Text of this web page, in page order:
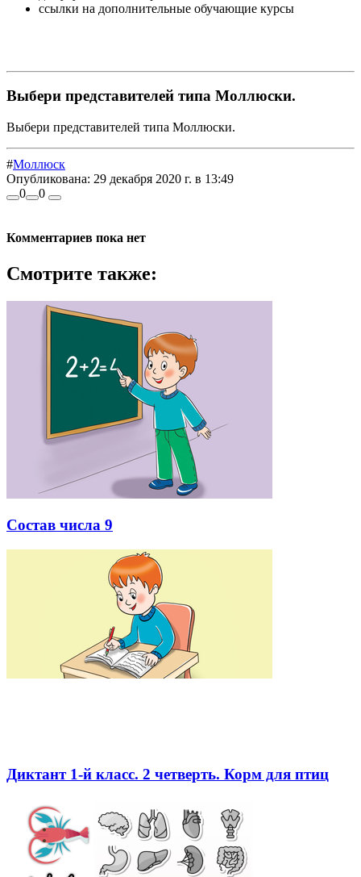
ссылки на дополнительные обучающие курсы
Выбери представителей типа Моллюски.
Выбери представителей типа Моллюски.
#Моллюск
Опубликована: 29 декабря 2020 г. в 13:49
0
0
Комментариев пока нет
Смотрите также:
Состав числа 9
Диктант 1-й класс. 2 четверть. Корм для птиц